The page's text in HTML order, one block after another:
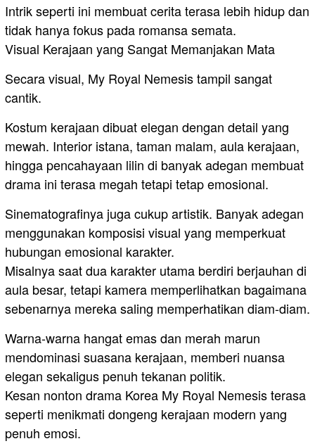
Intrik seperti ini membuat cerita terasa lebih hidup dan
tidak hanya fokus pada romansa semata.
Visual Kerajaan yang Sangat Memanjakan Mata
Secara visual, My Royal Nemesis tampil sangat
cantik.
Kostum kerajaan dibuat elegan dengan detail yang
mewah. Interior istana, taman malam, aula kerajaan,
hingga pencahayaan lilin di banyak adegan membuat
drama ini terasa megah tetapi tetap emosional.
Sinematografinya juga cukup artistik. Banyak adegan
menggunakan komposisi visual yang memperkuat
hubungan emosional karakter.
Misalnya saat dua karakter utama berdiri berjauhan di
aula besar, tetapi kamera memperlihatkan bagaimana
sebenarnya mereka saling memperhatikan diam-diam.
Warna-warna hangat emas dan merah marun
mendominasi suasana kerajaan, memberi nuansa
elegan sekaligus penuh tekanan politik.
Kesan nonton drama Korea My Royal Nemesis terasa
seperti menikmati dongeng kerajaan modern yang
penuh emosi.